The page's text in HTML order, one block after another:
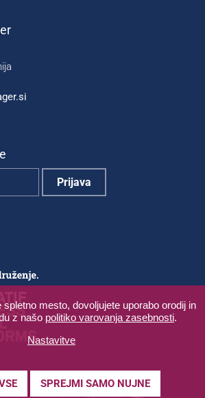
spletno mesto, dovoljujete uporabo orodij in
z našo politiko varovanja zasebnosti.
Nastavitve
SPREJMI SAMO NUJNE